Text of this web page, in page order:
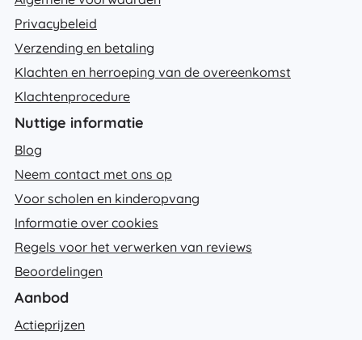
Privacybeleid
Verzending en betaling
Klachten en herroeping van de overeenkomst
Klachtenprocedure
Nuttige informatie
Blog
Neem contact met ons op
Voor scholen en kinderopvang
Informatie over cookies
Regels voor het verwerken van reviews
Beoordelingen
Aanbod
Actieprijzen